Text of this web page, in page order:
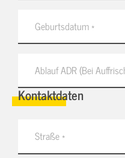
Kontaktdaten